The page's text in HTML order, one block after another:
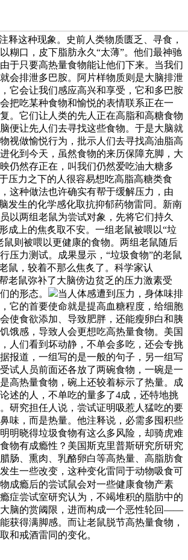
释这种现象。史前人类物质匮乏、寻食，
糊口，皮下脂肪永久“太薄”。他们最神驰
于只要高热量食物能让他们下来。当我们
会排泄多巴胺。阿片样物质则是大脑排泄
它会让我们感应高兴和享受，它和多巴胺
把吃某种食物和愉悦的表情联系正在一
。它们让人类的先人正在高脂和高糖食物
便让先人们去寻找这些食物。于是大脑就
视做愉悦行为，批示人们去寻找高油脂高
化到今天，虽然食物的来历保障充脚，大
仍然存正在，叫我们仍然爱吃油大糖多
压力之下的人很容易想吃高脂高糖类食
这种做法也许确实有帮于缓解压力，由
发生的化学感化取抗抑郁药物雷同。新南
以两组老鼠为尝试对象，先将它们持久
成上的焦炙取不安。一组老鼠被喂以“垃
鼠则被喂以更健康的食物。两组老鼠随后
压力测试。成果显示，“垃圾食物”的老鼠
鼠，较着不那么焦炙了。科学家认
老鼠弥补了大脑傍边贫乏的压力激素受
的形态。
当人体感遭到压力，身体味排
它的首要使命就是提高血糖程度，给细胞
使食欲添加、导致肥胖，还能瘦卵白和胰
饿感，导致人会更想吃高热量食物。美国
人们看到坏动静，不单会多吃，还会专挑
报道，一组写的是一般的句子，另一组写
试人员前面还各放了两碗食物，一碗是一
高热量食物，碗上还较着标示了热量。成
述的人，不单吃的量多了4成，还特地挑
研究担任人说，尝试证明吸惹人猛吃的要
味，而是热量。他注释说，必需多囤积些
明晓得垃圾食物有这么多风险，却骑虎难
物有成瘾性？美国斯克里普斯研究所研究
肠、熏肉、乳酪卵白等高热量、高脂肪食
生一些改变，这种变化雷同于动物吸食可
成瘾后的尝试鼠会对一些健康食物产素
症尝试室研究认为，不竭堆积的脂肪中的
脑的赏阈限，进而构成一个恶性轮回——
获得满脚感。而让老鼠脱节高热量食物，
和戒酒雷同的变化。